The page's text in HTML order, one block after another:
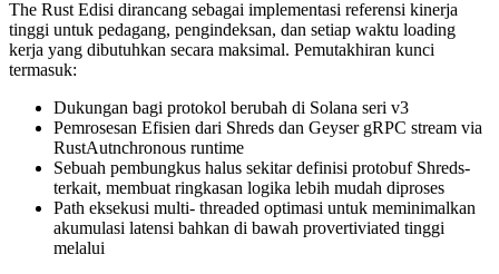
The Rust Edisi dirancang sebagai implementasi referensi kinerja
tinggi untuk pedagang, pengindeksan, dan setiap waktu loading
kerja yang dibutuhkan secara maksimal. Pemutakhiran kunci
termasuk:
Dukungan bagi protokol berubah di Solana seri v3
Pemrosesan Efisien dari Shreds dan Geyser gRPC stream via
RustAutnchronous runtime
Sebuah pembungkus halus sekitar definisi protobuf Shreds-
terkait, membuat ringkasan logika lebih mudah diproses
Path eksekusi multi- threaded optimasi untuk meminimalkan
akumulasi latensi bahkan di bawah provertiviated tinggi
melalui